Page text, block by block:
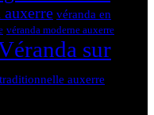
auxerre véranda en
véranda moderne auxerre
sur
auxerre